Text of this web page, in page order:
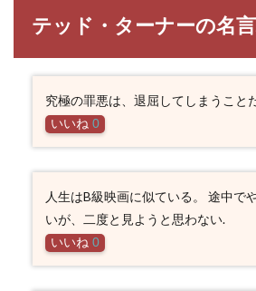
テッド・ターナーの名
究極の罪悪は、退屈してしまうこと
いいね 0
人生はB級映画に似ている。 途中で
いが、二度と見ようと思わない.
いいね 0